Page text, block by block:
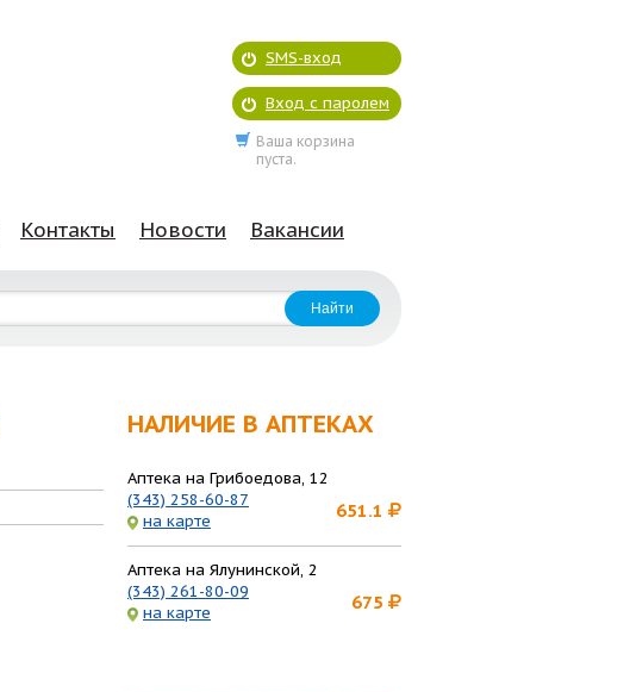
SMS-вход
Вход с паролем
Ваша корзина
пуста.
Контакты Новости Вакансии
НАЛИЧИЕ В АПТЕКАХ
Аптека на Грибоедова, 12
(343) 258-60-87
на карте
651.1
Аптека на Ялунинской, 2
(343) 261-80-09
на карте
675